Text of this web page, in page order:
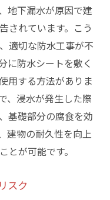
地下漏水が原因で建
されています。こう
適切な防水工事が不
に防水シートを敷く
用する方法がありま
、浸水が発生した際
基礎部分の腐食を効
建物の耐久性を向上
とが可能です。
スク